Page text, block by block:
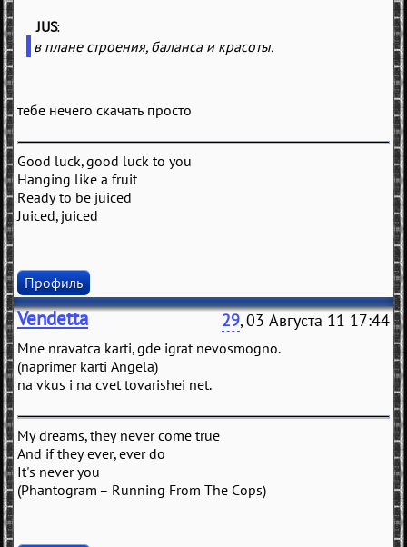
(JUS
в плане строения, баланса и красоты.
тебе нечего скачать просто
Good luck, good luck to you
Hanging like a fruit
Ready to be juiced
Juiced, juiced
Профиль
Vendetta 29, 03 Августа 11 17:44
Mne nravatca karti, gde igrat nevosmogno.
(naprimer karti Angela)
na vkus i na cvet tovarishei net.
My dreams, they never come true
And if they ever, ever do
It's never you
(Phantogram – Running From The Cops)